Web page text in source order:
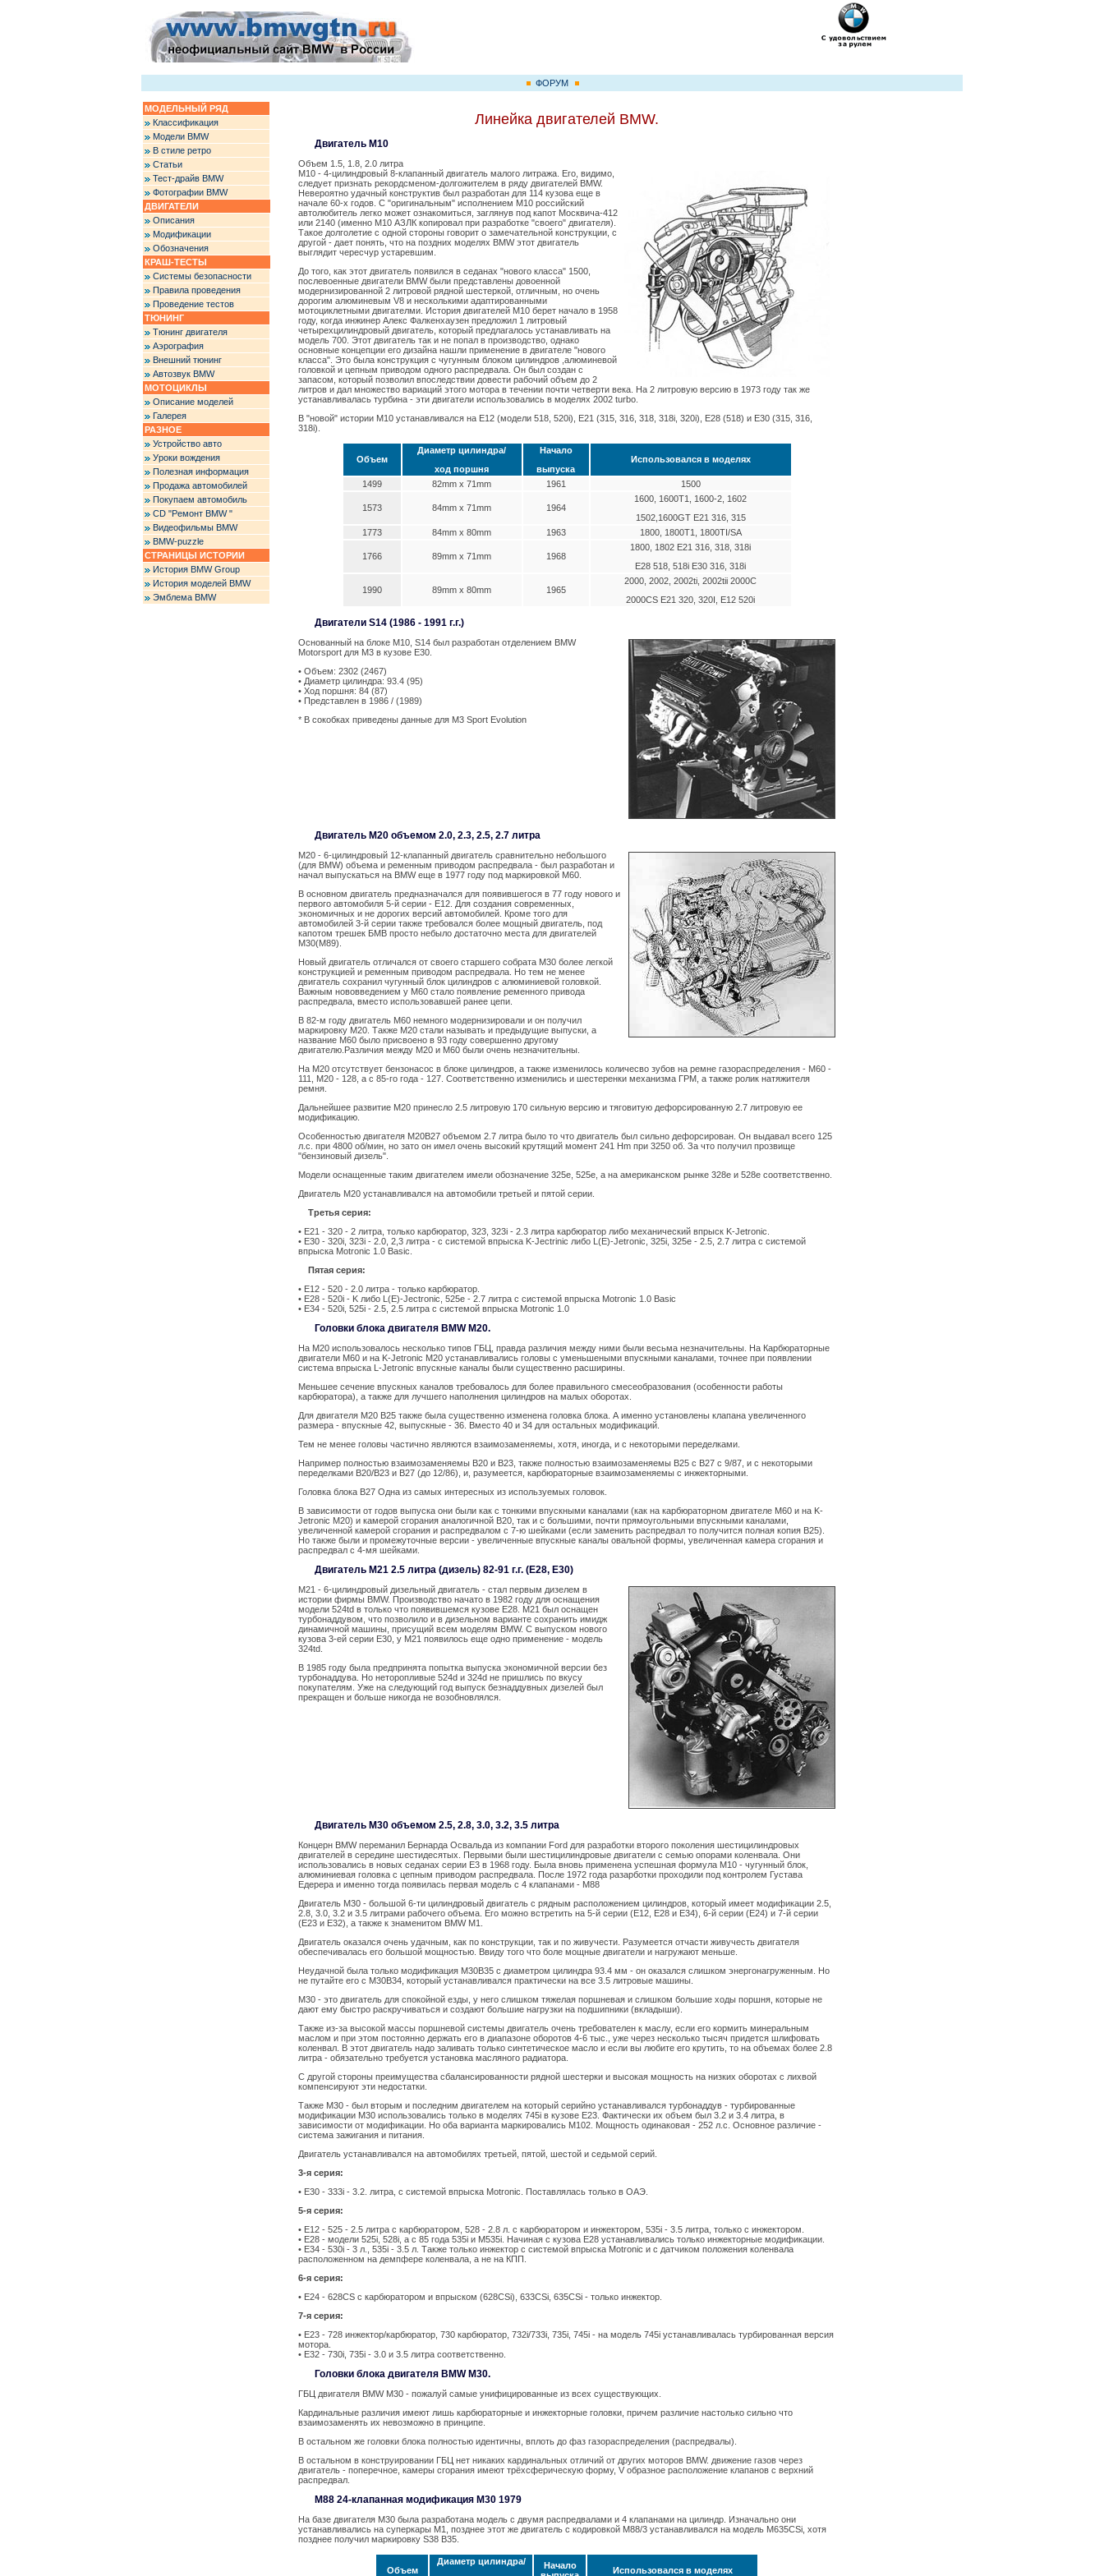
ФОРУМ
МОДЕЛЬНЫЙ РЯД
Классификация
Модели BMW
В стиле ретро
Статьи
Тест-драйв BMW
Фотографии BMW
ДВИГАТЕЛИ
Описания
Модификации
Обозначения
КРАШ-ТЕСТЫ
Системы безопасности
Правила проведения
Проведение тестов
ТЮНИНГ
Тюнинг двигателя
Аэрография
Внешний тюнинг
Автозвук BMW
МОТОЦИКЛЫ
Описание моделей
Галерея
РАЗНОЕ
Устройство авто
Уроки вождения
Полезная информация
Продажа автомобилей
Покупаем автомобиль
CD "Ремонт BMW "
Видеофильмы BMW
BMW-puzzle
СТРАНИЦЫ ИСТОРИИ
История BMW Group
История моделей BMW
Эмблема BMW
Линейка двигателей BMW.
Двигатель M10
Объем 1.5, 1.8, 2.0 литра
M10 - 4-цилиндровый 8-клапанный двигатель малого литража. Его, видимо,
следует признать рекордсменом-долгожителем в ряду двигателей BMW.
Невероятно удачный конструктив был разработан для 114 кузова еще в
начале 60-х годов. С "оригинальным" исполнением M10 российский
автолюбитель легко может ознакомиться, заглянув под капот Москвича-412
или 2140 (именно М10 АЗЛК копировал при разработке "своего" двигателя).
Такое долголетие с одной стороны говорит о замечательной конструкции, с
другой - дает понять, что на поздних моделях BMW этот двигатель
выглядит чересчур устаревшим.
До того, как этот двигатель появился в седанах "нового класса" 1500,
послевоенные двигатели BMW были представлены довоенной
модернизированной 2 литровой рядной шестеркой, отличным, но очень
дорогим алюминевым V8 и несколькими адаптированными
мотоциклетными двигателми. История двигателей М10 берет начало в 1958
году, когда инжинер Алекс Фалкенхаузен предложил 1 литровый
четырехцилиндровый двигатель, который предлагалось устанавливать на
модель 700. Этот двигатель так и не попал в производство, однако
основные концепции его дизайна нашли применение в двигателе "нового
класса". Это была конструкция с чугунным блоком цилиндров ,алюминевой
головкой и цепным приводом одного распредвала. Он был создан с
запасом, который позволил впоследствии довести рабочий объем до 2
литров и дал множество вариаций этого мотора в течении почти четверти века. На 2 литровую версию в 1973 году так же
устанавливалась турбина - эти двигатели использовались в моделях 2002 turbo.
В "новой" истории M10 устанавливался на Е12 (модели 518, 520i), E21 (315, 316, 318, 318i, 320i), E28 (518) и E30 (315, 316,
318i).
Объем
Диаметр цилиндра/
ход поршня
Начало
выпуска
Использовался в моделях
1499 82mm x 71mm 1961 1500
1573 84mm x 71mm 1964
1600, 1600Т1, 1600-2, 1602
1502,1600GT Е21 316, 315
1773
84mm x 80mm 1963 1800, 1800Т1, 1800TI/SA
1766 89mm x 71mm 1968
1800, 1802 Е21 316, 318, 318i
Е28 518, 518i Е30 316, 318i
1990 89mm x 80mm 1965
2000, 2002, 2002ti, 2002tii 2000C
2000CS Е21 320, 320I, Е12 520i
Двигатели S14 (1986 - 1991 г.г.)
Основанный на блоке М10, S14 был разработан отделением BMW
Motorsport для М3 в кузове Е30.
• Объем: 2302 (2467)
• Диаметр цилиндра: 93.4 (95)
• Ход поршня: 84 (87)
• Представлен в 1986 / (1989)
* В сокобках приведены данные для М3 Sport Evolution
Двигатель M20 объемом 2.0, 2.3, 2.5, 2.7 литра
M20 - 6-цилиндровый 12-клапанный двигатель сравнительно небольшого
(для BMW) объема и ременным приводом распредвала - был разработан и
начал выпускаться на BMW еще в 1977 году под маркировкой M60.
В основном двигатель предназначался для появившегося в 77 году нового и
первого автомобиля 5-й серии - E12. Для создания современных,
экономичных и не дорогих версий автомобилей. Кроме того для
автомобилей 3-й серии также требовался более мощный двигатель, под
капотом трешек БМВ просто небыло достаточно места для двигателей
M30(M89).
Новый двигатель отличался от своего старшего собрата M30 более легкой
конструкцией и ременным приводом распредвала. Но тем не менее
двигатель сохранил чугунный блок цилиндров с алюминиевой головкой.
Важным нововведением у M60 стало появление ременного привода
распредвала, вместо использовавшей ранее цепи.
В 82-м году двигатель M60 немного модернизировали и он получил
маркировку M20. Также M20 стали называть и предыдущие выпуски, а
название M60 было присвоено в 93 году совершенно другому
двигателю.Различия между M20 и M60 были очень незначительны.
На M20 отсутствует бензонасос в блоке цилиндров, а также изменилось количесво зубов на ремне газораспределения - M60 -
111, M20 - 128, а с 85-го года - 127. Соответственно изменились и шестеренки механизма ГРМ, а также ролик натяжителя
ремня.
Дальнейшее развитие М20 принесло 2.5 литровую 170 сильную версию и тяговитую дефорсированную 2.7 литровую ее
модификацию.
Особенностью двигателя M20B27 объемом 2.7 литра было то что двигатель был сильно дефорсирован. Он выдавал всего 125
л.с. при 4800 об/мин, но зато он имел очень высокий крутящий момент 241 Hm при 3250 об. За что получил прозвище
"бензиновый дизель".
Модели оснащенные таким двигателем имели обозначение 325e, 525e, а на американском рынке 328e и 528e соответственно.
Двигатель M20 устанавливался на автомобили третьей и пятой серии.
Третья серия:
• E21 - 320 - 2 литра, только карбюратор, 323, 323i - 2.3 литра карбюратор либо механический впрыск K-Jetronic.
• E30 - 320i, 323i - 2.0, 2,3 литра - с системой впрыска K-Jectrinic либо L(E)-Jetronic, 325i, 325e - 2.5, 2.7 литра с системой
впрыска Motronic 1.0 Basic.
Пятая серия:
• E12 - 520 - 2.0 литра - только карбюратор.
• E28 - 520i - K либо L(E)-Jectronic, 525e - 2.7 литра с системой впрыска Motronic 1.0 Basic
• E34 - 520i, 525i - 2.5, 2.5 литра с системой впрыска Motronic 1.0
Головки блока двигателя BMW M20.
На M20 использовалось несколько типов ГБЦ, правда различия между ними были весьма незначительны. На Карбюраторные
двигатели M60 и на K-Jetronic M20 устанавливались головы с уменьшеными впускными каналами, точнее при появлении
система впрыска L-Jetronic впускные каналы были существенно расширины.
Меньшее сечение впускных каналов требовалось для более правильного смесеобразования (особенности работы
карбюратора), а также для лучшего наполнения цилиндров на малых оборотах.
Для двигателя M20 B25 также была существенно изменена головка блока. А именно установлены клапана увеличенного
размера - впускные 42, выпускные - 36. Вместо 40 и 34 для остальных модификаций.
Тем не менее головы частично являются взаимозаменяемы, хотя, иногда, и с некоторыми переделками.
Например полностью взаимозаменяемы B20 и B23, также полностью взаимозаменяемы B25 c B27 c 9/87, и с некоторыми
переделками B20/B23 и B27 (до 12/86), и, разумеется, карбюраторные взаимозаменяемы с инжекторными.
Головка блока B27 Одна из самых интересных из используемых головок.
В зависимости от годов выпуска они были как с тонкими впускными каналами (как на карбюраторном двигателе M60 и на K-
Jetronic M20) и камерой сгорания аналогичной B20, так и с большими, почти прямоугольными впускными каналами,
увеличенной камерой сгорания и распредвалом с 7-ю шейками (если заменить распредвал то получится полная копия B25).
Но также были и промежуточные версии - увеличенные впускные каналы овальной формы, увеличенная камера сгорания и
распредвал с 4-мя шейками.
Двигатель M21 2.5 литра (дизель) 82-91 г.г. (E28, E30)
M21 - 6-цилиндровый дизельный двигатель - стал первым дизелем в
истории фирмы BMW. Производство начато в 1982 году для оснащения
модели 524td в только что появившемся кузове E28. M21 был оснащен
турбонаддувом, что позволило и в дизельном варианте сохранить имидж
динамичной машины, присущий всем моделям BMW. С выпуском нового
кузова 3-ей серии E30, у M21 появилось еще одно применение - модель
324td.
В 1985 году была предпринята попытка выпуска экономичной версии без
турбонаддува. Но неторопливые 524d и 324d не пришлись по вкусу
покупателям. Уже на следующий год выпуск безнаддувных дизелей был
прекращен и больше никогда не возобновлялся.
Двигатель M30 объемом 2.5, 2.8, 3.0, 3.2, 3.5 литра
Концерн BMW переманил Бернарда Освальда из компании Ford для разработки второго поколения шестицилиндровых
двигателей в середине шестидесятых. Первыми были шестицилиндровые двигатели с семью опорами коленвала. Они
использовались в новых седанах серии Е3 в 1968 году. Была вновь применена успешная формула М10 - чугунный блок,
алюминиевая головка с цепным приводом распредвала. После 1972 года разарботки проходили под контролем Густава
Едерера и именно тогда появилась первая модель с 4 клапанами - М88
Двигатель M30 - большой 6-ти цилиндровый двигатель с рядным расположением цилиндров, который имеет модификации 2.5,
2.8, 3.0, 3.2 и 3.5 литрами рабочего объема. Его можно встретить на 5-й серии (E12, E28 и E34), 6-й серии (E24) и 7-й серии
(E23 и E32), а также к знаменитом BMW M1.
Двигатель оказался очень удачным, как по конструкции, так и по живучести. Разумеется отчасти живучесть двигателя
обеспечивалась его большой мощностью. Ввиду того что боле мощные двигатели и нагружают меньше.
Неудачной была только модификация M30B35 с диаметром цилиндра 93.4 мм - он оказался слишком энергонагруженным. Но
не путайте его с M30B34, который устанавливался практически на все 3.5 литровые машины.
М30 - это двигатель для спокойной езды, у него слишком тяжелая поршневая и слишком большие ходы поршня, которые не
дают ему быстро раскручиваться и создают большие нагрузки на подшипники (вкладыши).
Также из-за высокой массы поршневой системы двигатель очень требователен к маслу, если его кормить минеральным
маслом и при этом постоянно держать его в диапазоне оборотов 4-6 тыс., уже через несколько тысяч придется шлифовать
коленвал. В этот двигатель надо заливать только синтетическое масло и если вы любите его крутить, то на объемах более 2.8
литра - обязательно требуется установка масляного радиатора.
С другой стороны преимущества сбалансированности рядной шестерки и высокая мощность на низких оборотах с лихвой
компенсируют эти недостатки.
Также M30 - был вторым и последним двигателем на который серийно устанавливался турбонаддув - турбированные
модификации М30 использовались только в моделях 745i в кузове E23. Фактически их объем был 3.2 и 3.4 литра, в
зависимости от модификации. Но оба варианта маркировались М102. Мощность одинаковая - 252 л.с. Основное различие -
система зажигания и питания.
Двигатель устанавливался на автомобилях третьей, пятой, шестой и седьмой серий.
3-я серия:
• E30 - 333i - 3.2. литра, с системой впрыска Motronic. Поставлялась только в ОАЭ.
5-я серия:
• E12 - 525 - 2.5 литра с карбюратором, 528 - 2.8 л. с карбюратором и инжектором, 535i - 3.5 литра, только с инжектором.
• E28 - модели 525i, 528i, а с 85 года 535i и M535i. Начиная с кузова Е28 устанавливались только инжекторные модификации.
• E34 - 530i - 3 л., 535i - 3.5 л. Также только инжектор с системой впрыска Motronic и с датчиком положения коленвала
расположенном на демпфере коленвала, а не на КПП.
6-я серия:
• E24 - 628CS с карбюратором и впрыском (628CSi), 633CSi, 635CSi - только инжектор.
7-я серия:
• E23 - 728 инжектор/карбюратор, 730 карбюратор, 732i/733i, 735i, 745i - на модель 745i устанавливалась турбированная версия
мотора.
• E32 - 730i, 735i - 3.0 и 3.5 литра соответственно.
Головки блока двигателя BMW M30.
ГБЦ двигателя BMW M30 - пожалуй самые унифицированные из всех существующих.
Кардинальные различия имеют лишь карбюраторные и инжекторные головки, причем различие настолько сильно что
взаимозаменять их невозможно в принципе.
В остальном же головки блока полностью идентичны, вплоть до фаз газораспределения (распредвалы).
В остальном в конструировании ГБЦ нет никаких кардинальных отличий от других моторов BMW. движение газов через
двигатель - поперечное, камеры сгорания имеют трёхсферическую форму, V образное расположение клапанов с верхний
распредвал.
M88 24-клапанная модификация М30 1979
На базе двигателя М30 была разработана модель с двумя распредвалами и 4 клапанами на цилиндр. Изначально они
устанавливались на суперкары М1, позднее этот же двигатель с кодировкой М88/3 устанавливался на модель М635CSi, хотя
позднее получил маркировку S38 B35.
Объем
Диаметр цилиндра/
Начало
Использовался в моделях